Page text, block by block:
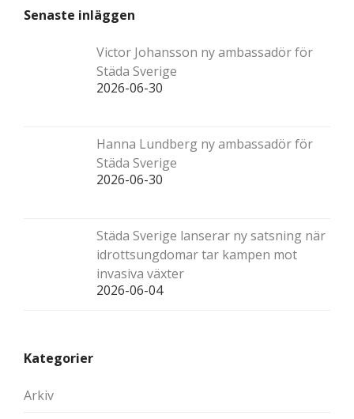
Senaste inläggen
Victor Johansson ny ambassadör för
Städa Sverige
2026-06-30
Hanna Lundberg ny ambassadör för
Städa Sverige
2026-06-30
Städa Sverige lanserar ny satsning när
idrottsungdomar tar kampen mot
invasiva växter
2026-06-04
Kategorier
Arkiv